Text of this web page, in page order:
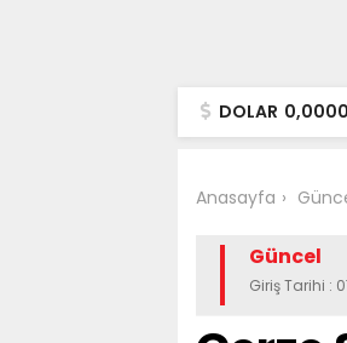
DOLAR 0,0000
Anasayfa
Güncel
Giriş Tarihi :